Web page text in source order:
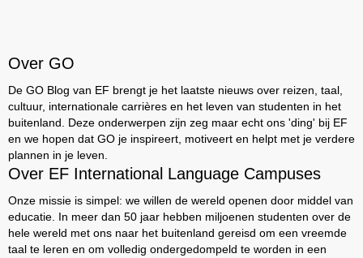
Over GO
De GO Blog van EF brengt je het laatste nieuws over reizen, taal,
cultuur, internationale carrières en het leven van studenten in het
buitenland. Deze onderwerpen zijn zeg maar echt ons 'ding' bij EF
en we hopen dat GO je inspireert, motiveert en helpt met je verdere
plannen in je leven.
Over EF International Language Campuses
Onze missie is simpel: we willen de wereld openen door middel van
educatie. In meer dan 50 jaar hebben miljoenen studenten over de
hele wereld met ons naar het buitenland gereisd om een vreemde
taal te leren en om volledig ondergedompeld te worden in een